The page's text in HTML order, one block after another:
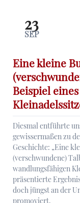
Malerin
in
Zeit
23
SEP
Eine kleine
Beispiel
Diesmal entführte
gewissermaßen zu
Geschichte: „Eine
(verschwundene)
wandlungsfähigen
präsentierte
doch jüngst an der
promoviert.